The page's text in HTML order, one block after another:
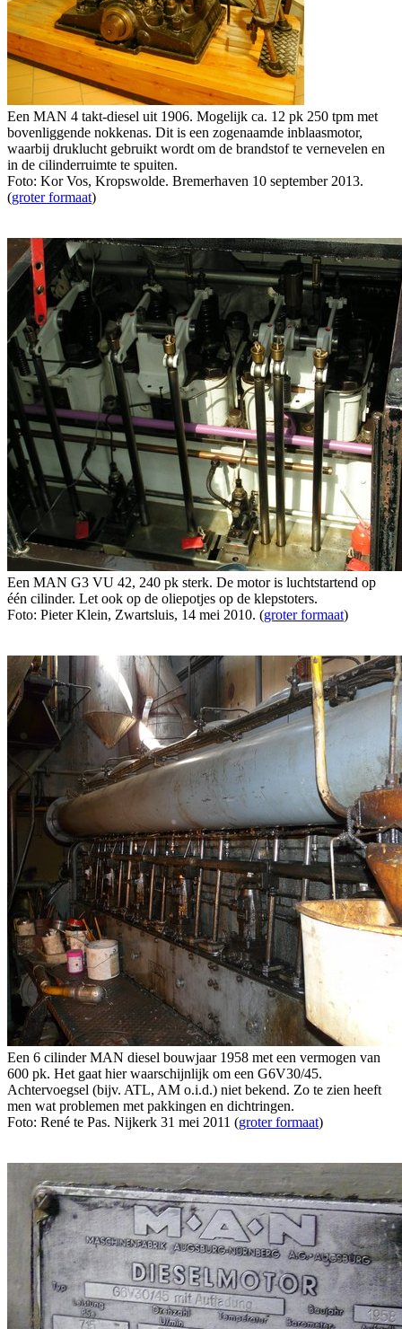
Een MAN 4 takt-diesel uit 1906. Mogelijk ca. 12 pk 250 tpm met
bovenliggende nokkenas. Dit is een zogenaamde inblaasmotor,
waarbij druklucht gebruikt wordt om de brandstof te vernevelen en
in de cilinderruimte te spuiten.
Foto: Kor Vos, Kropswolde. Bremerhaven 10 september 2013.
(groter formaat)
Een MAN G3 VU 42, 240 pk sterk. De motor is luchtstartend op
één cilinder. Let ook op de oliepotjes op de klepstoters.
Foto: Pieter Klein, Zwartsluis, 14 mei 2010. (groter formaat)
Een 6 cilinder MAN diesel bouwjaar 1958 met een vermogen van
600 pk. Het gaat hier waarschijnlijk om een G6V30/45.
Achtervoegsel (bijv. ATL, AM o.i.d.) niet bekend. Zo te zien heeft
men wat problemen met pakkingen en dichtringen.
Foto: René te Pas. Nijkerk 31 mei 2011 (groter formaat)